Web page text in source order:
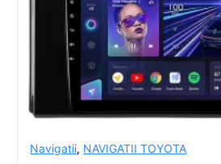
Navigatii, NAVIGATII TOYOTA